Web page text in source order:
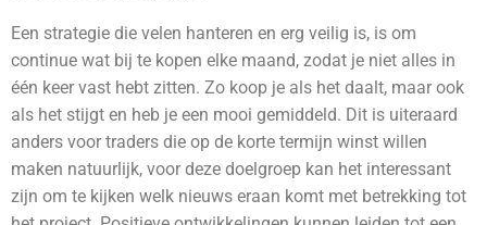
Een strategie die velen hanteren en erg veilig is, is om
continue wat bij te kopen elke maand, zodat je niet alles in
één keer vast hebt zitten. Zo koop je als het daalt, maar ook
als het stijgt en heb je een mooi gemiddeld. Dit is uiteraard
anders voor traders die op de korte termijn winst willen
maken natuurlijk, voor deze doelgroep kan het interessant
zijn om te kijken welk nieuws eraan komt met betrekking tot